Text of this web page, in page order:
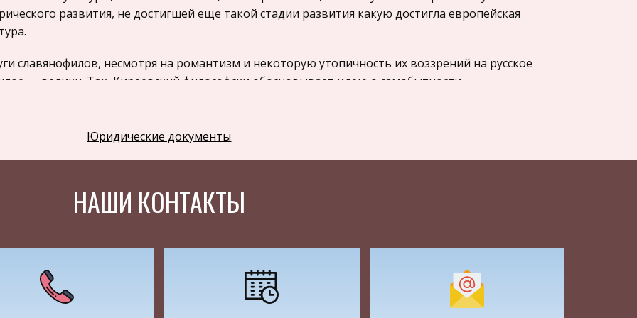
развития, не достигшей еще такой стадии развития какую достигла европейская
славянофилов, несмотря на романтизм и некоторую утопичность их воззрений на русское
— велики. Так, Киреевский философски обосновывает идею о самобытности
идею соборности православной церкви и соборности русского народа. Эти идеи, так
истории у славянофилов было направлено на поиск устойчивых факторов, влияющих на
факторами, по мысли славянофилов, не могли быть ни природно-климатические условия,
личность, а только сам народ как “единственный и постоянный действователь” в
Юридические документы
НАШИ КОНТАКТЫ